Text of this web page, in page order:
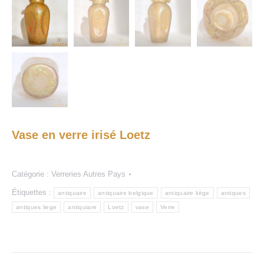
Vase en verre irisé Loetz
Catégorie : Verreries Autres Pays
Étiquettes : antiquaire antiquaire belgique antiquaire liège antiques
antiques liege antiquiare Loetz vase Verre